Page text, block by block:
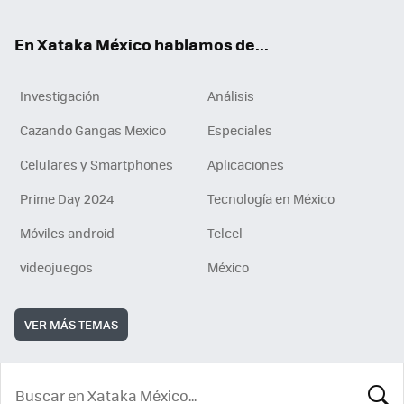
En Xataka México hablamos de...
Investigación
Análisis
Cazando Gangas Mexico
Especiales
Celulares y Smartphones
Aplicaciones
Prime Day 2024
Tecnología en México
Móviles android
Telcel
videojuegos
México
VER MÁS TEMAS